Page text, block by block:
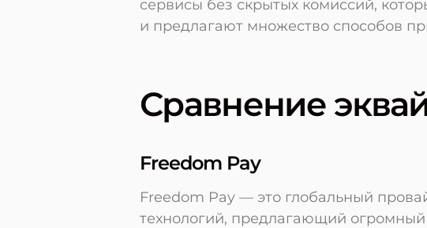
сервисы без скрытых комиссий,
и предлагают множество способов
Сравнение
Freedom Pay
Freedom Pay — это глобальный
технологий, предлагающий